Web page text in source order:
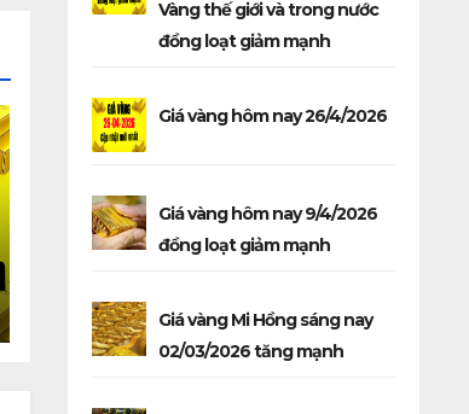
Vàng thế giới và trong nước
đồng loạt giảm mạnh
Giá vàng hôm nay 26/4/2026
Giá vàng hôm nay 9/4/2026
đồng loạt giảm mạnh
Giá vàng Mi Hồng sáng nay
02/03/2026 tăng mạnh